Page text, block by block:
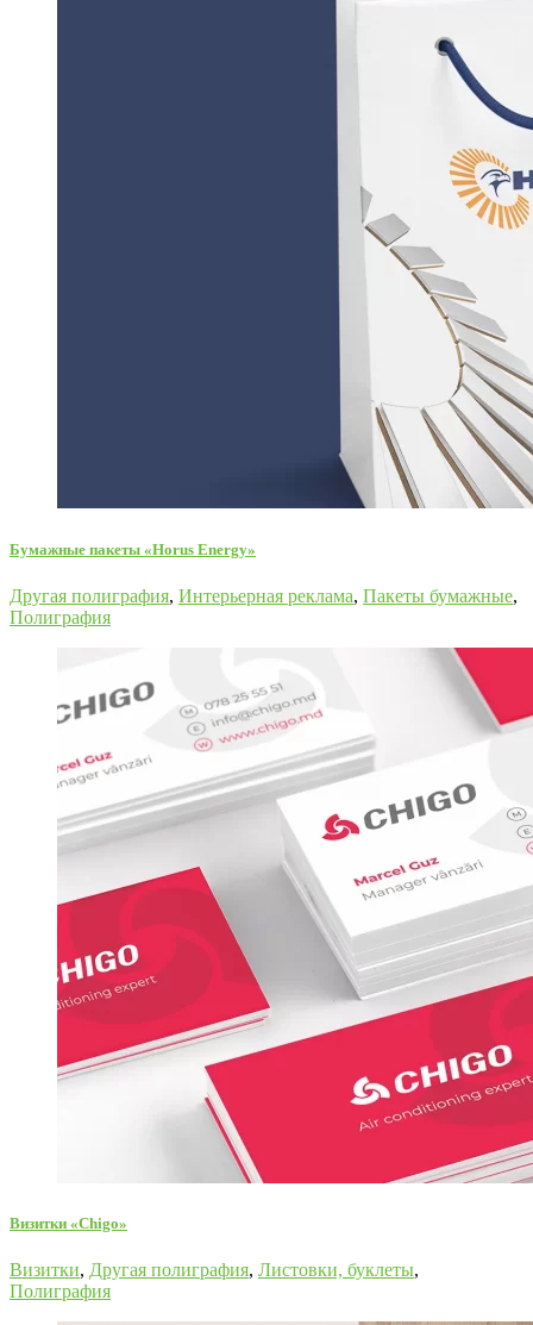
Бумажные пакеты «Horus Energy»
Другая полиграфия, Интерьерная реклама, Пакеты бумажные,
Полиграфия
Визитки «Chigo»
Визитки, Другая полиграфия, Листовки, буклеты,
Полиграфия